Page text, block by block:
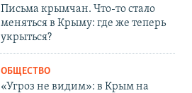
Письма крымчан. Что-то стало
меняться в Крыму: где же теперь
укрыться?
ОБЩЕСТВО
«Угроз не видим»: в Крым на